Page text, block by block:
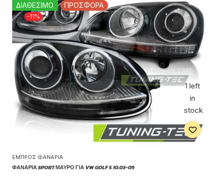
-11%
ΔΙΑΘΕΣΙΜΟ ΠΡΟΣΦΟΡΑ
1 left
in
stock
ΕΜΠΡΌΣ ΦΑΝΆΡΙΑ
ΦΑΝΆΡΙΑ SPORT ΜΑΎΡΟ ΓΙΑ VW GOLF 5 10.03-09